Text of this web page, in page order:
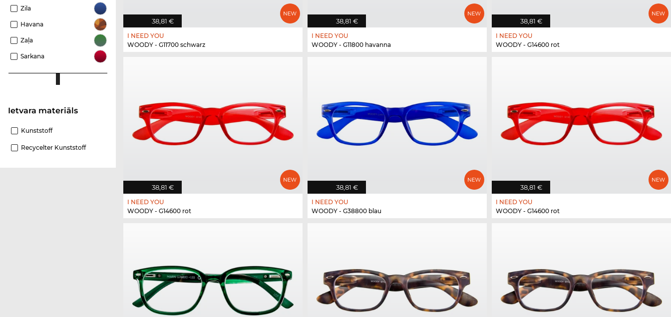
Zila
Havana
Zaļa
Sarkana
Ietvara materiāls
Kunststoff
Recycelter Kunststoff
38,81 €
I NEED YOU
WOODY - G11700 schwarz
38,81 €
I NEED YOU
WOODY - G11800 havanna
38,81 €
I NEED YOU
WOODY - G14600 rot
38,81 €
I NEED YOU
WOODY - G14600 rot
38,81 €
I NEED YOU
WOODY - G38800 blau
38,81 €
I NEED YOU
WOODY - G14600 rot